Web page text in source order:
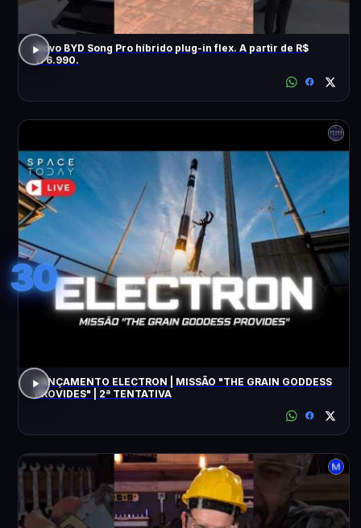
Novo BYD Song Pro híbrido plug-in flex. A partir de R$
176.990.
30
LANÇAMENTO ELECTRON | MISSÃO "THE GRAIN GODDESS
PROVIDES" | 2ª TENTATIVA